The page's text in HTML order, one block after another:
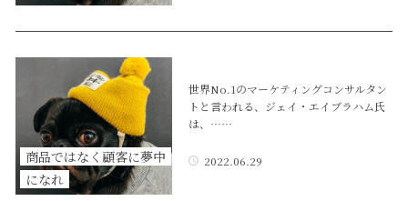
商品ではなく顧客に夢中
になれ
世界No.1のマーケティングコンサルタン
トと言われる、ジェイ・エイブラハム氏
は、……
2022.06.29